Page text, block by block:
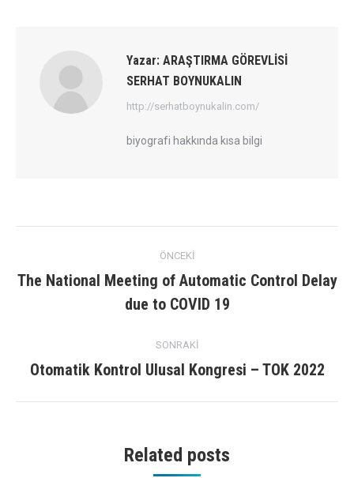
Yazar: ARAŞTIRMA GÖREVLİSİ
SERHAT BOYNUKALIN
http://serhatboynukalin.com/
biyografi hakkında kısa bilgi
navigasyon
ÖNCEKI
Önceki
yazı:
The National Meeting of Automatic Control Delay
due to COVID 19
SONRAKI
Sonraki
Otomatik Kontrol Ulusal Kongresi – TOK 2022
Related posts